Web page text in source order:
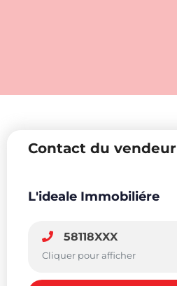
Contact du vendeur
L'ideale Immobiliére
58118XXX
Cliquer pour afficher